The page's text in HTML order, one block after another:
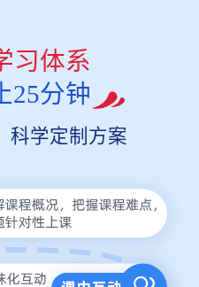
习体系
25分钟
科学定制方案